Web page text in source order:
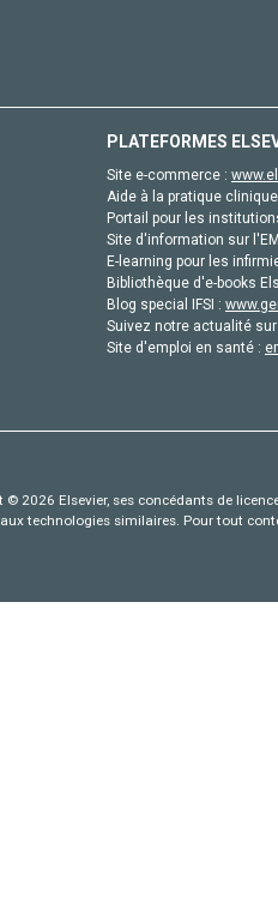
PLATEFORMES
Site e-commerce :
Aide à la pratique
Portail pour les
Site d'information sur
E-learning pour les
Bibliothèque d'e-books
Blog special IFSI :
Suivez notre actualité
Site d'emploi en santé :
2026 Elsevier, ses concédants de
technologies similaires. Pour tout